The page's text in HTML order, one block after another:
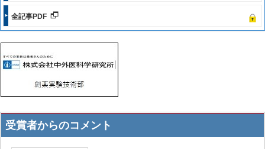
全記事PDF
受賞者からのコメント